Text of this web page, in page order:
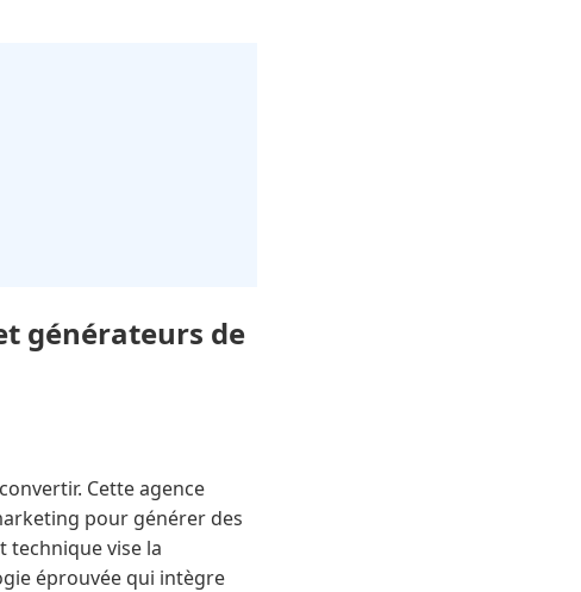
générateurs de
Cette agence
pour générer des
technique vise la
éprouvée qui intègre